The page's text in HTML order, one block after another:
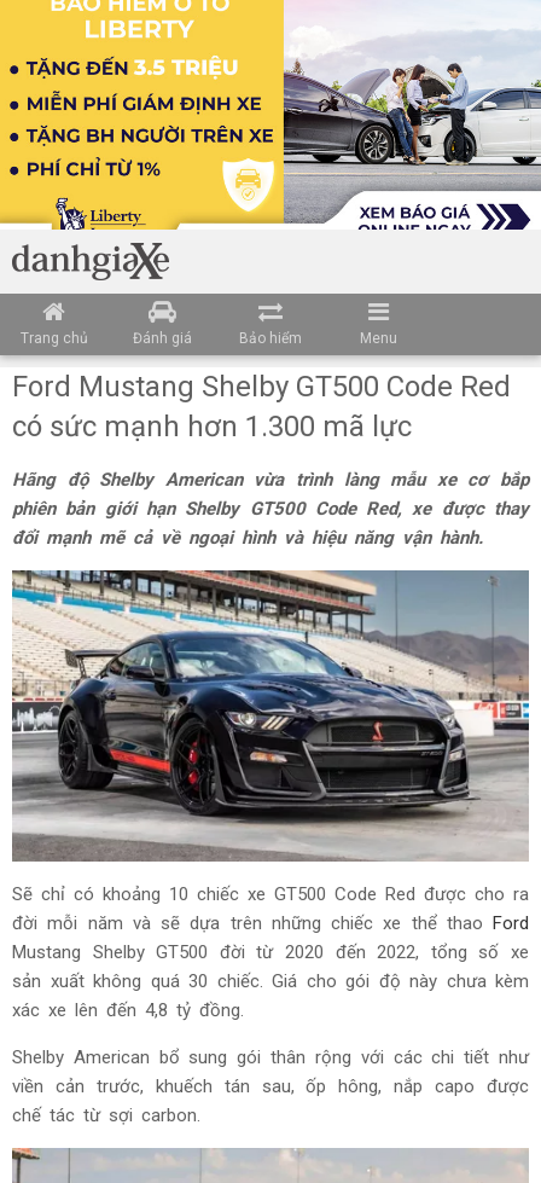
Trang chủ Đánh giá Bảo hiểm Menu
Ford Mustang Shelby GT500 Code Red
có sức mạnh hơn 1.300 mã lực
Hãng độ Shelby American vừa trình làng mẫu xe cơ bắp
phiên bản giới hạn Shelby GT500 Code Red, xe được thay
đổi mạnh mẽ cả về ngoại hình và hiệu năng vận hành.
Sẽ chỉ có khoảng 10 chiếc xe GT500 Code Red được cho ra
đời mỗi năm và sẽ dựa trên những chiếc xe thể thao Ford
Mustang Shelby GT500 đời từ 2020 đến 2022, tổng số xe
sản xuất không quá 30 chiếc. Giá cho gói độ này chưa kèm
xác xe lên đến 4,8 tỷ đồng.
Shelby American bổ sung gói thân rộng với các chi tiết như
viền cản trước, khuếch tán sau, ốp hông, nắp capo được
chế tác từ sợi carbon.